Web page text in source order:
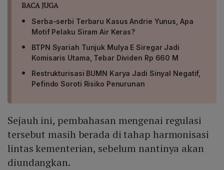
BACA JUGA
Serba-serbi Terbaru Kasus Andrie Yunus, Apa
Motif Pelaku Siram Air Keras?
BTPN Syariah Tunjuk Mulya E Siregar Jadi
Komisaris Utama, Tebar Dividen Rp 660 M
Restrukturisasi BUMN Karya Jadi Sinyal Negatif,
Pefindo Soroti Risiko Penurunan
Sejauh ini, pembahasan mengenai regulasi
tersebut masih berada di tahap harmonisasi
lintas kementerian, sebelum nantinya akan
diundangkan.